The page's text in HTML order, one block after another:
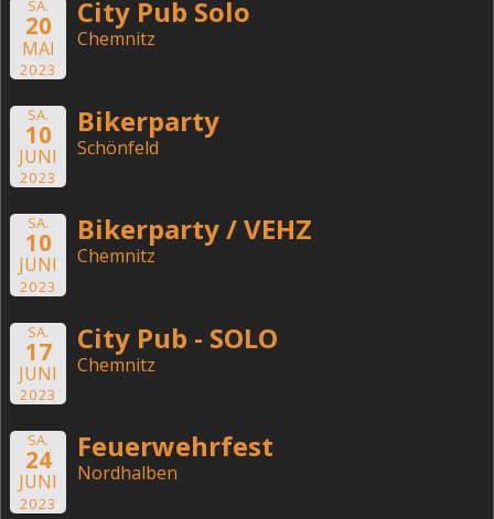
SA.
20
MAI
2023
City Pub Solo
Chemnitz
SA.
10
JUNI
2023
Bikerparty
Schönfeld
SA.
10
JUNI
2023
Bikerparty / VEHZ
Chemnitz
SA.
17
JUNI
2023
City Pub - SOLO
Chemnitz
SA.
24
JUNI
2023
Feuerwehrfest
Nordhalben